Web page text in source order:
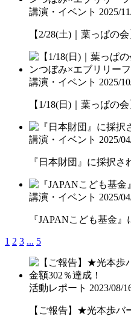
講演・イベント 2025/
【2/28(土)｜葉っぱの
講演・イベント 2025/
【1/18(日)｜葉っぱの
講演・イベント 2025/
『日本財団』に採択さ
講演・イベント 2025/
『JAPANこども基金
1 2 3 ... 5
活動レポート 2023/08/
【ご報告】★光本歩バ